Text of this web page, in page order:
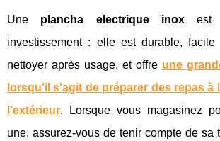
Une plancha electrique inoxest
investissement : elle est durable,
nettoyer après usage, et offre une
lorsqu'il s'agit de préparer des repas à
l'extérieur. Lorsque vous magasinez
une, assurez-vous de tenir compte de sa